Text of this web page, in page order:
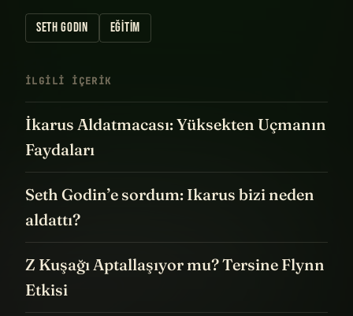
SETH GODIN EĞITIM
İLGILI IÇERIK
İkarus Aldatmacası: Yüksekten Uçmanın
Faydaları
Seth Godin’e sordum: Ikarus bizi neden
aldattı?
Z Kuşağı Aptallaşıyor mu? Tersine Flynn
Etkisi